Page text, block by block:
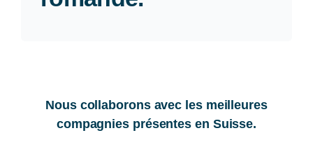
Nous collaborons avec les meilleures
compagnies présentes en Suisse.